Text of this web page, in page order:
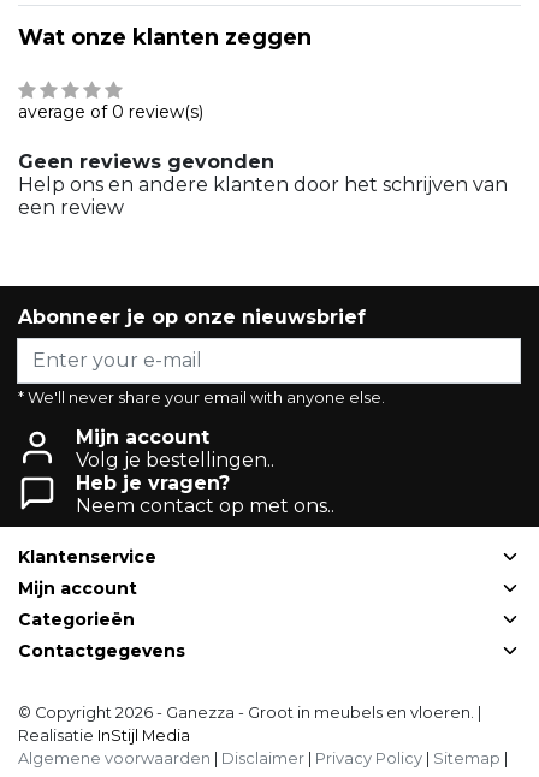
Wat onze klanten zeggen
average of 0 review(s)
Geen reviews gevonden
Help ons en andere klanten door het schrijven van
een review
Abonneer je op onze nieuwsbrief
* We'll never share your email with anyone else.
Mijn account
Volg je bestellingen..
Heb je vragen?
Neem contact op met ons..
Klantenservice
Mijn account
Categorieën
Contactgegevens
© Copyright 2026 - Ganezza - Groot in meubels en vloeren. |
Realisatie InStijl Media
Algemene voorwaarden
Disclaimer Privacy Policy Sitemap